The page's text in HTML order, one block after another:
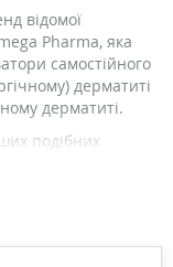
відомої
Pharma, яка
самостійного
дерматиті
дерматиті.
подібних
формула,
У складі засобу
а також